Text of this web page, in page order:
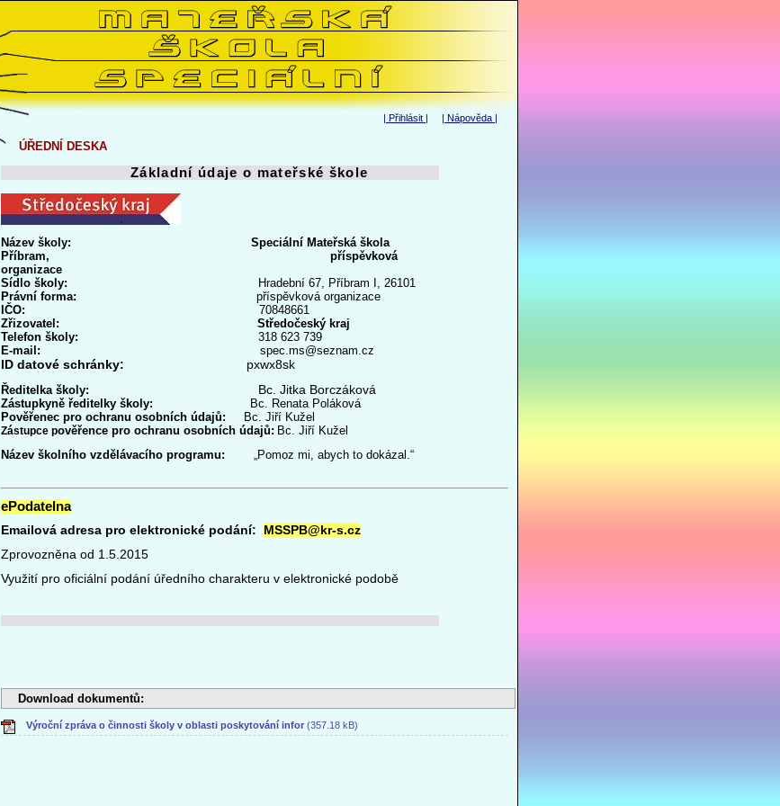
| Přihlásit | | Nápověda |
ÚŘEDNÍ DESKA
Základní údaje o mateřské škole
Název školy: Speciální Mateřská škola
Příbram, příspěvková
organizace
Sídlo školy:
Hradební 67, Příbram I, 26101
Právní forma:
příspěvková organizace
IČO:
70848661
Zřizovatel: Středočeský kraj
Telefon školy:
318 623 739
E-mail:
spec.ms@seznam.cz
ID datové schránky: pxwx8sk
Ředitelka školy: Bc. Jitka Borczáková
Zástupkyně ředitelky školy: Bc.
Renata Poláková
Pověřenec pro ochranu osobních údajů: Bc. Jiří Kužel
Zástupce pověřence pro ochranu osobních údajů: Bc. Jiří Kužel
Název školního vzdělávacího programu: „Pomoz mi, abych to dokázal.“
ePodatelna
Emailová adresa pro elektronické podání: MSSPB@kr-s.cz
Zprovozněna od 1.5.2015
Využití pro oficiální podání úředního charakteru v elektronické podobě
Download dokumentů:
Výroční zpráva o činnosti školy v oblasti poskytování infor (357.18 kB)